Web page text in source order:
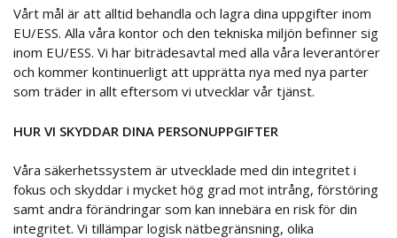
Vårt mål är att alltid behandla och lagra dina uppgifter inom
EU/ESS. Alla våra kontor och den tekniska miljön befinner sig
inom EU/ESS. Vi har biträdesavtal med alla våra leverantörer
och kommer kontinuerligt att upprätta nya med nya parter
som träder in allt eftersom vi utvecklar vår tjänst.
HUR VI SKYDDAR DINA PERSONUPPGIFTER
Våra säkerhetssystem är utvecklade med din integritet i
fokus och skyddar i mycket hög grad mot intrång, förstöring
samt andra förändringar som kan innebära en risk för din
integritet. Vi tillämpar logisk nätbegränsning, olika